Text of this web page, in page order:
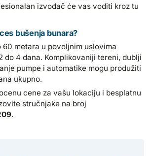
izvođač će vas voditi kroz tu
bušenja bunara?
60 metara u povoljnim uslovima
do 4 dana. Komplikovaniji tereni, dublji
pumpe i automatike mogu produžiti
ukupno.
cene za vašu lokaciju i besplatnu
stručnjake na broj
.